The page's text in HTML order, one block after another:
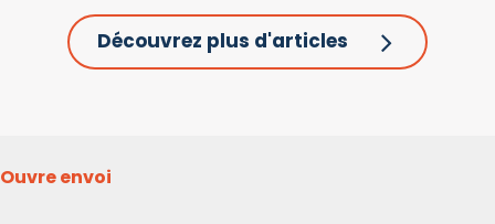
Découvrez plus d'articles
Ouvre envoi